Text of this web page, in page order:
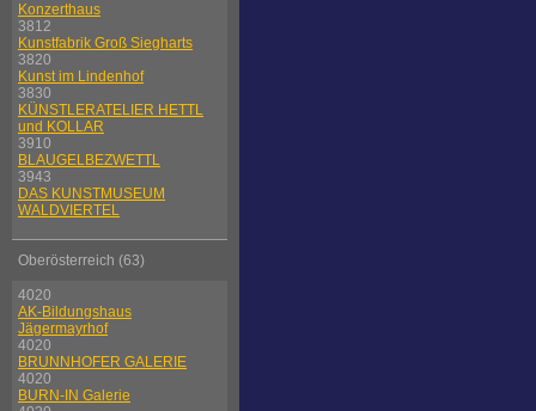
Konzerthaus
3812
Kunstfabrik Groß Siegharts
3820
Kunst im Lindenhof
3830
KÜNSTLERATELIER HETTL
und KOLLAR
3910
BLAUGELBEZWETTL
3943
DAS KUNSTMUSEUM
WALDVIERTEL
Oberösterreich (63)
4020
AK-Bildungshaus
Jägermayrhof
4020
BRUNNHOFER GALERIE
4020
BURN-IN Galerie